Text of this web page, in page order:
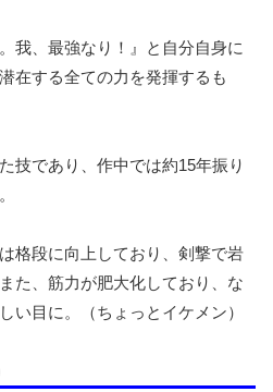
我、最強なり！』と自分自身に
在する全ての力を発揮するも
技であり、作中では約15年振り
格段に向上しており、剣撃で岩
た、筋力が肥大化しており、な
い目に。（ちょっとイケメン）